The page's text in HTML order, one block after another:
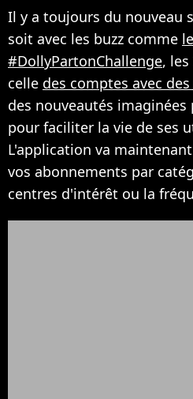
Il y a toujours du nouveau
soit avec les buzz comme le
#DollyPartonChallenge,
celle des comptes avec
des nouveautés imaginées
pour faciliter la vie de ses
L'application va
vos abonnements par
centres d'intérêt ou la